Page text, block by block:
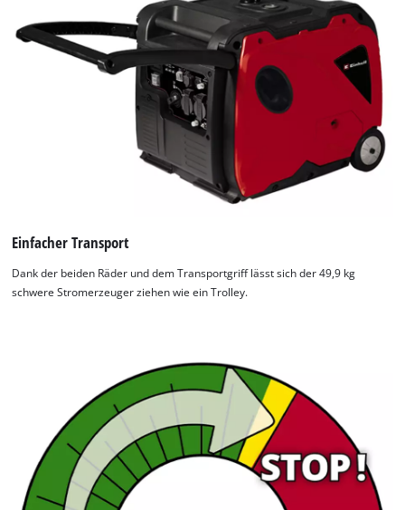
Einfacher Transport
Dank der beiden Räder und dem Transportgriff lässt sich der 49,9 kg
schwere Stromerzeuger ziehen wie ein Trolley.